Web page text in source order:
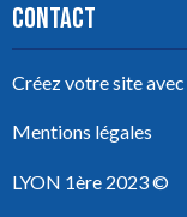
CONTACT
Créez votre site avec
Mentions légales
LYON 1ère 2023 ©